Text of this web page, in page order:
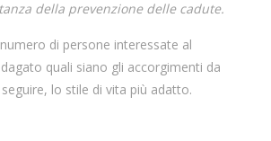
della prevenzione delle cadute.
di persone interessate al
quali siano gli accorgimenti da
lo stile di vita più adatto.